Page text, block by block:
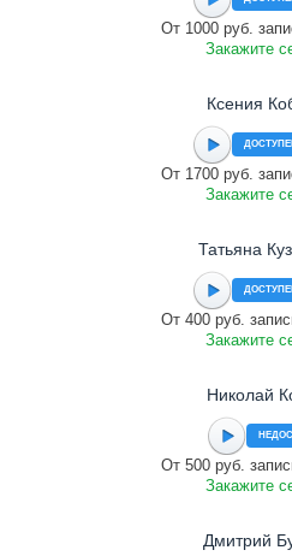
От 1000 руб.
Закажите
Ксения
От 1700 руб.
Закажите
Татьяна
От 400 руб.
Закажите
Николай
От 500 руб.
Закажите
Дмитрий